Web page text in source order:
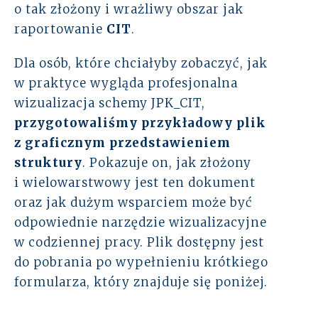
o tak złożony i wrażliwy obszar jak
raportowanie CIT.
Dla osób, które chciałyby zobaczyć, jak
w praktyce wygląda profesjonalna
wizualizacja schemy JPK_CIT,
przygotowaliśmy przykładowy plik
z graficznym przedstawieniem
struktury. Pokazuje on, jak złożony
i wielowarstwowy jest ten dokument
oraz jak dużym wsparciem może być
odpowiednie narzędzie wizualizacyjne
w codziennej pracy. Plik dostępny jest
do pobrania po wypełnieniu krótkiego
formularza, który znajduje się poniżej.